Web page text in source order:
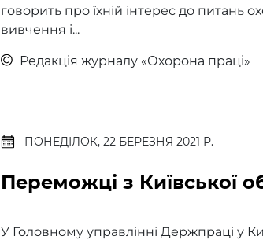
говорить про їхній інтерес до питань
вивчення і...
Редакція журналу «Охорона праці»
ПОНЕДІЛОК, 22 БЕРЕЗНЯ 2021 Р.
Переможці з Київської
У Головному управлінні Держпраці у